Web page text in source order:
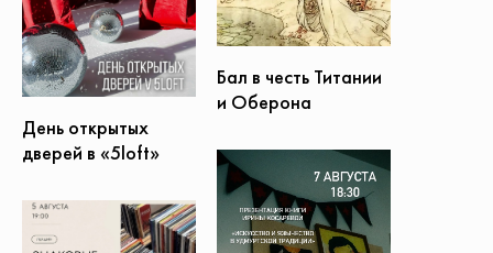
Бал в честь Титании
и Оберона
День открытых
дверей в «5loft»